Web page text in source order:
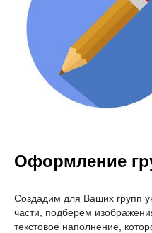
Оформление
Создадим для Ваших групп
части, подберем
текстовое наполнение,